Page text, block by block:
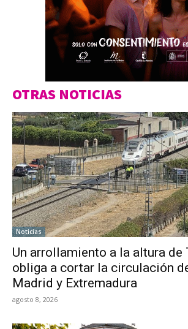
OTRAS NOTICIAS
Noticias
Un arrollamiento a la altura de
obliga a cortar la circulación
Madrid y Extremadura
agosto 8, 2026